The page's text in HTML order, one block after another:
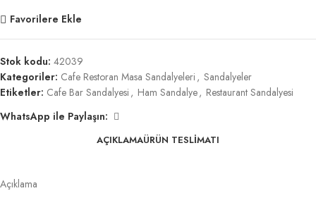
Favorilere Ekle
Stok kodu: 42039
Kategoriler: Cafe Restoran Masa Sandalyeleri , Sandalyeler
Etiketler: Cafe Bar Sandalyesi , Ham Sandalye, Restaurant Sandalyesi
WhatsApp ile Paylaşın:
AÇIKLAMAÜRÜN TESLIMATI
Açıklama